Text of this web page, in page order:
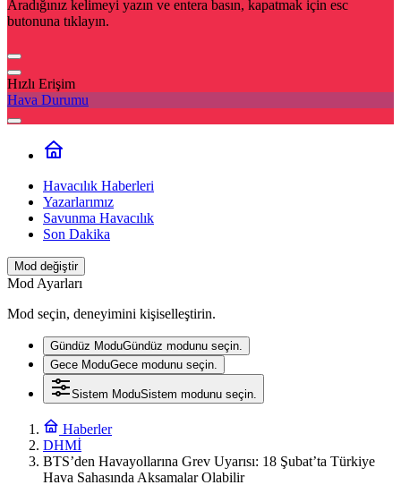
Aradığınız kelimeyi yazın ve entera basın, kapatmak için esc
butonuna tıklayın.
Hızlı Erişim
Hava Durumu
Havacılık Haberleri
Yazarlarımız
Savunma Havacılık
Son Dakika
Mod değiştir
Mod Ayarları
Mod seçin, deneyimini kişiselleştirin.
Gündüz ModuGündüz modunu seçin.
Gece ModuGece modunu seçin.
Sistem ModuSistem modunu seçin.
Haberler
DHMİ
BTS’den Havayollarına Grev Uyarısı: 18 Şubat’ta Türkiye
Hava Sahasında Aksamalar Olabilir